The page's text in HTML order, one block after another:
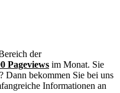
der
Pageviews im Monat. Sie
Dann bekommen Sie bei uns
Informationen an